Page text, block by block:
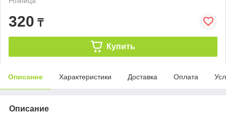
320 ₸
Купить
Описание Характеристики Доставка Оплата
Описание